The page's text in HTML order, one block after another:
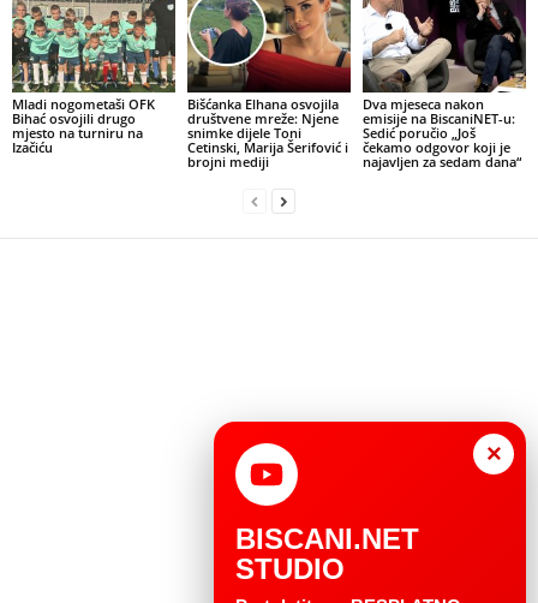
Mladi nogometaši OFK
Bihać osvojili drugo
mjesto na turniru na
Izačiću
Bišćanka Elhana osvojila
društvene mreže: Njene
snimke dijele Toni
Cetinski, Marija Šerifović i
brojni mediji
Dva mjeseca nakon
emisije na BiscaniNET-u:
Sedić poručio „Još
čekamo odgovor koji je
najavljen za sedam dana“
×
BISCANI.NET
STUDIO